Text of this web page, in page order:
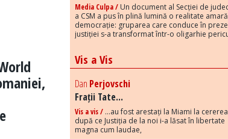
Media Culpa / Un document al Secției de
a CSM a pus în plină lumină o realitate
democrație: gruparea care conduce în
justiției s-a transformat într-o oligarhie
Vis a Vis
Dan Perjovschi
Frații Tate...
Vis a vis / ...au fost arestați la Miami la cererea
după ce Justiția de la noi i-a lăsat în libertate
magna cum laudae,